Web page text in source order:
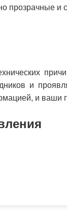
прозрачные и
и
и